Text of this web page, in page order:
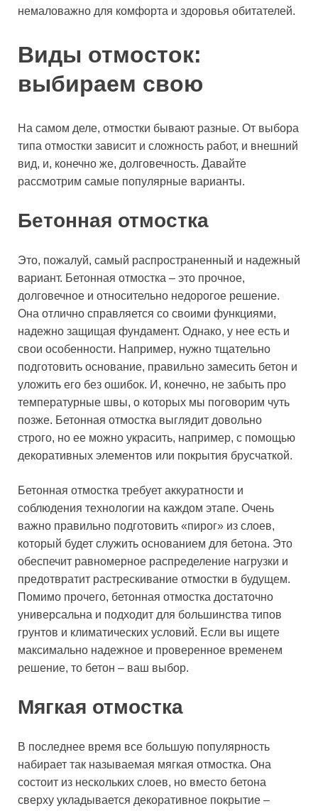
немаловажно для комфорта и здоровья обитателей.
Виды отмосток:
выбираем свою
На самом деле, отмостки бывают разные. От выбора
типа отмостки зависит и сложность работ, и внешний
вид, и, конечно же, долговечность. Давайте
рассмотрим самые популярные варианты.
Бетонная отмостка
Это, пожалуй, самый распространенный и надежный
вариант. Бетонная отмостка – это прочное,
долговечное и относительно недорогое решение.
Она отлично справляется со своими функциями,
надежно защищая фундамент. Однако, у нее есть и
свои особенности. Например, нужно тщательно
подготовить основание, правильно замесить бетон и
уложить его без ошибок. И, конечно, не забыть про
температурные швы, о которых мы поговорим чуть
позже. Бетонная отмостка выглядит довольно
строго, но ее можно украсить, например, с помощью
декоративных элементов или покрытия брусчаткой.
Бетонная отмостка требует аккуратности и
соблюдения технологии на каждом этапе. Очень
важно правильно подготовить «пирог» из слоев,
который будет служить основанием для бетона. Это
обеспечит равномерное распределение нагрузки и
предотвратит растрескивание отмостки в будущем.
Помимо прочего, бетонная отмостка достаточно
универсальна и подходит для большинства типов
грунтов и климатических условий. Если вы ищете
максимально надежное и проверенное временем
решение, то бетон – ваш выбор.
Мягкая отмостка
В последнее время все большую популярность
набирает так называемая мягкая отмостка. Она
состоит из нескольких слоев, но вместо бетона
сверху укладывается декоративное покрытие –